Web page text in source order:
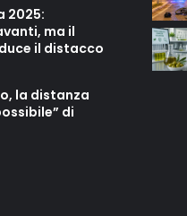
2025:
ma il
il distacco
la distanza
di